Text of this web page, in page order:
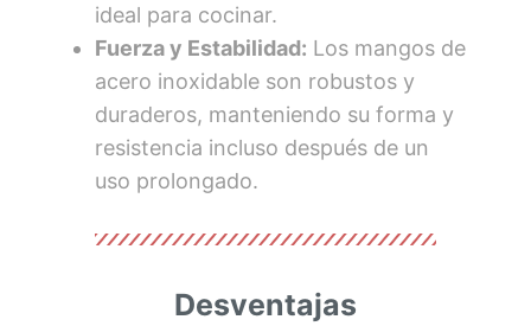
ideal para cocinar.
Fuerza y Estabilidad: Los mangos de
acero inoxidable son robustos y
duraderos, manteniendo su forma y
resistencia incluso después de un
uso prolongado.
Desventajas